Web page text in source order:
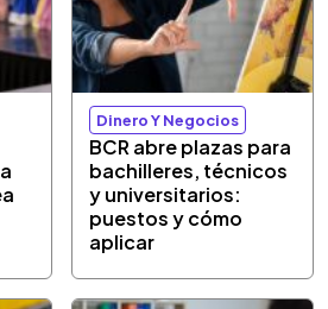
Dinero Y Negocios
BCR abre plazas para
bachilleres, técnicos
y universitarios:
puestos y cómo
aplicar